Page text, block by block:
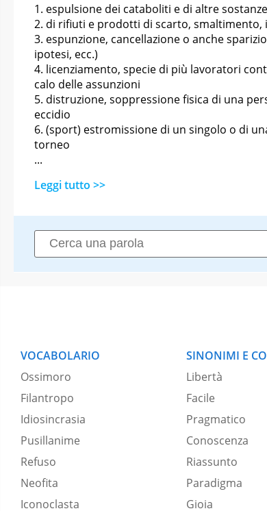
espulsione dei cataboliti e di altre
di rifiuti e prodotti di scarto, smaltimento,
espunzione, cancellazione o anche
ipotesi, ecc.)
licenziamento, specie di più lavoratori
calo delle assunzioni
distruzione, soppressione fisica di una
eccidio
(sport) estromissione di un singolo o di
torneo
...
Leggi tutto >>
VOCABOLARIO
Ossimoro
Filantropo
Idiosincrasia
Pusillanime
Refuso
Neofita
Iconoclasta
SINONIMI E
Libertà
Facile
Pragmatico
Conoscenza
Riassunto
Paradigma
Gioia